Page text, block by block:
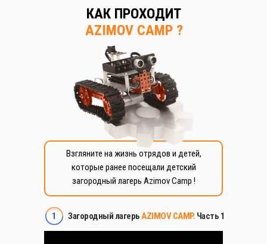
Загородный лагерьAZIMOV CAMP. Часть 1
КАК ПРОХОДИТ
AZIMOV CAMP ?
Взгляните на жизнь отрядов и детей,
которые ранее посещали детский
загородный лагерь Azimov Camp !
1